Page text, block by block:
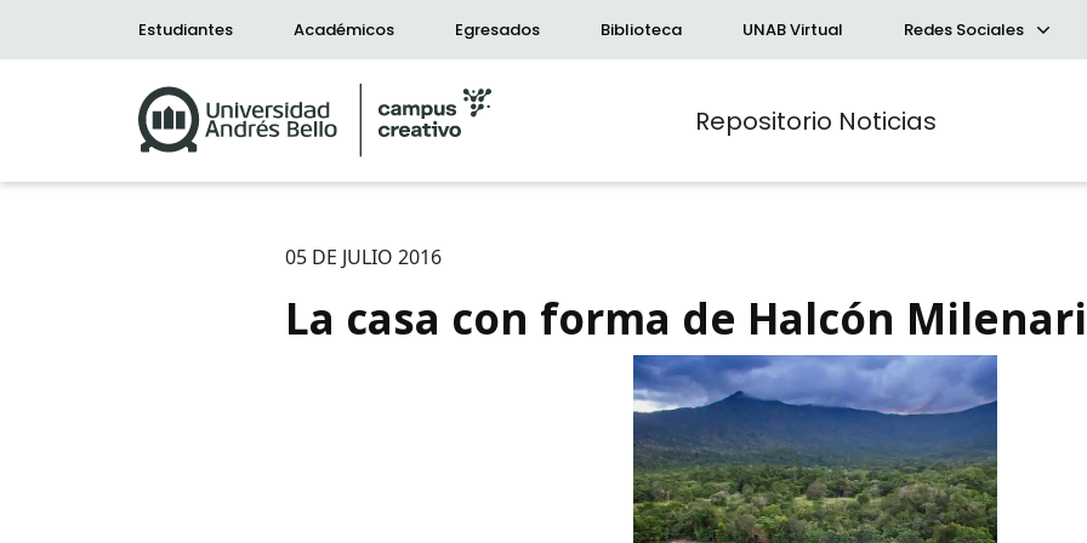
Estudiantes Académicos Egresados Biblioteca UNAB Virtual Redes Sociales
Repositorio Noticias
05 DE JULIO 2016
La casa con forma de Halcón